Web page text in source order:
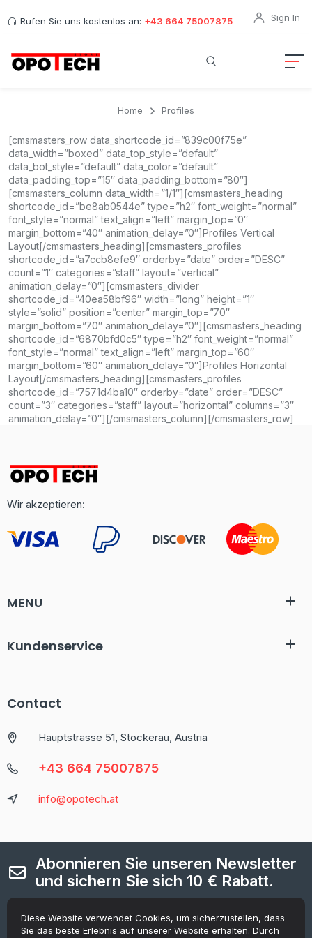
Rufen Sie uns kostenlos an: +43 664 75007875 Sign In
Home Profiles
[cmsmasters_row data_shortcode_id=”839c00f75e”
data_width=”boxed” data_top_style=”default”
data_bot_style=”default” data_color=”default”
data_padding_top=”15″ data_padding_bottom=”80″]
[cmsmasters_column data_width=”1/1″][cmsmasters_heading
shortcode_id=”be8ab0544e” type=”h2″ font_weight=”normal”
font_style=”normal” text_align=”left” margin_top=”0″
margin_bottom=”40″ animation_delay=”0″]Profiles Vertical
Layout[/cmsmasters_heading][cmsmasters_profiles
shortcode_id=”a7ccb8efe9″ orderby=”date” order=”DESC”
count=”1″ categories=”staff” layout=”vertical”
animation_delay=”0″][cmsmasters_divider
shortcode_id=”40ea58bf96″ width=”long” height=”1″
style=”solid” position=”center” margin_top=”70″
margin_bottom=”70″ animation_delay=”0″][cmsmasters_heading
shortcode_id=”6870bfd0c5″ type=”h2″ font_weight=”normal”
font_style=”normal” text_align=”left” margin_top=”60″
margin_bottom=”60″ animation_delay=”0″]Profiles Horizontal
Layout[/cmsmasters_heading][cmsmasters_profiles
shortcode_id=”7571d4ba10″ orderby=”date” order=”DESC”
count=”3″ categories=”staff” layout=”horizontal” columns=”3″
animation_delay=”0″][/cmsmasters_column][/cmsmasters_row]
Wir akzeptieren:
MENU
Kundenservice
Contact
Hauptstrasse 51, Stockerau, Austria
+43 664 75007875
info@opotech.at
Abonnieren Sie unseren Newsletter
und sichern Sie sich 10 € Rabatt.
Jetzt registrieren, um die neuesten Informationen zu Aktionen
und Gutscheinen zu erhalten.
Diese Website verwendet Cookies, um sicherzustellen, dass
Sie das beste Erlebnis auf unserer Website erhalten. Durch